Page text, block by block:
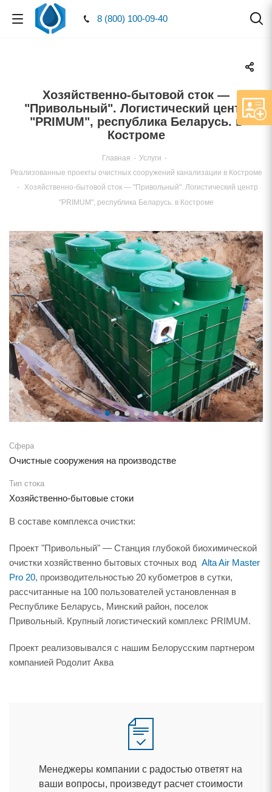
8 (800) 100-09-40
Хозяйственно-бытовой сток —
"Привольный". Логистический центр
"PRIMUM", республика Беларусь.
Костроме
Главная - Услуги -
Реализованные проекты очистных сооружений канализации в Костроме
- Хозяйственно-бытовой сток — "Привольный". Логистический центр
"PRIMUM", республика Беларусь. в Костроме
Сфера
Очистные сооружения на производстве
Тип стока
Хозяйственно-бытовые стоки
В составе комплекса очистки:
Проект "Привольный" — Станция глубокой биохимической
очистки хозяйственно бытовых сточных вод Alta Air Master
Pro 20, производительностью 20 кубометров в сутки,
рассчитанные на 100 пользователей установленная
Республике Беларусь, Минский район, поселок
Привольный. Крупный логистический комплекс PRIMUM.
Проект реализовывался с нашим Белорусским партнером
компанией Родолит Аква
Менеджеры компании с радостью ответят на
аши вопросы, произведут расчет стоимости